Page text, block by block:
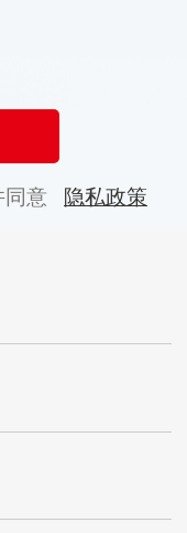
同意 隐私政策